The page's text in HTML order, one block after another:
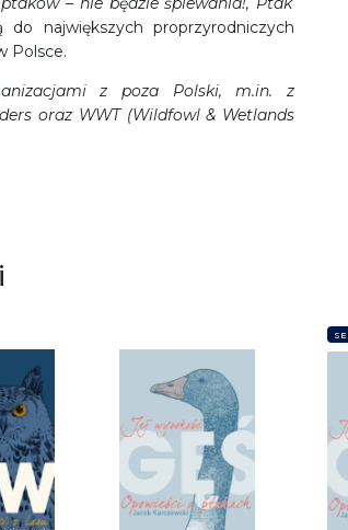
największych proprzyrodniczych
Polsce.
z poza Polski, m.in. z
oraz WWT (Wildfowl & Wetlands